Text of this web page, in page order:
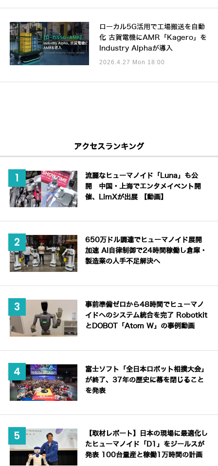
ローカル5G活用で工場搬送を自動
化 古賀電機にAMR「Kagero」を
Industry Alphaが導入
2026.4.27 Mon 18:00
アクセスランキング
流麗なヒューマノイド「Luna」も公
開 中国・上海でエンタメイベント開
催、LimXが出展 【動画】
650万ドル調達でヒューマノイド展開
加速 AI自律制御で24時間稼働し倉庫・
製造業の人手不足解決へ
事前準備ゼロから48時間でヒューマノ
イドへのシステム統合を完了 Robotkit
とDOBOT「Atom W」の事例動画
富士ソフト「全日本ロボット相撲大会」
が終了、37年の歴史に幕を閉じること
を発表
【取材レポート】日本の現場に最適化し
たヒューマノイド「D1」をジールスが
発表 100台量産と稼働1万時間の計画